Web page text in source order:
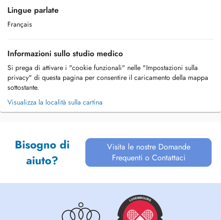
Lingue parlate
Français
Informazioni sullo studio medico
Si prega di attivare i "cookie funzionali" nelle "Impostazioni sulla
privacy" di questa pagina per consentire il caricamento della mappa
sottostante.
Visualizza la località sulla cartina
Bisogno di
aiuto?
Visita le nostre Domande
Frequenti o Contattaci